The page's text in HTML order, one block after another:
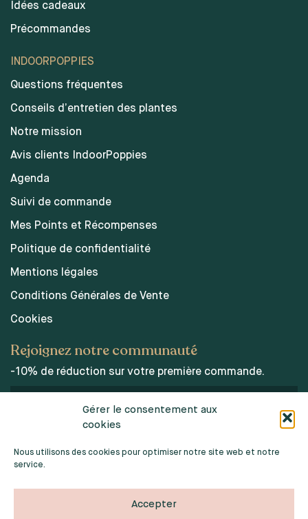
Gérer le consentement aux
cookies
Nous utilisons des cookies pour optimiser notre site web et notre
service.
Accepter
Idées cadeaux
Précommandes
INDOORPOPPIES
Questions fréquentes
Conseils d’entretien des plantes
Notre mission
Avis clients IndoorPoppies
Agenda
Suivi de commande
Mes Points et Récompenses
Politique de confidentialité
Mentions légales
Conditions Générales de Vente
Cookies
Rejoignez notre communauté
-10% de réduction sur votre première commande.
personnelles.